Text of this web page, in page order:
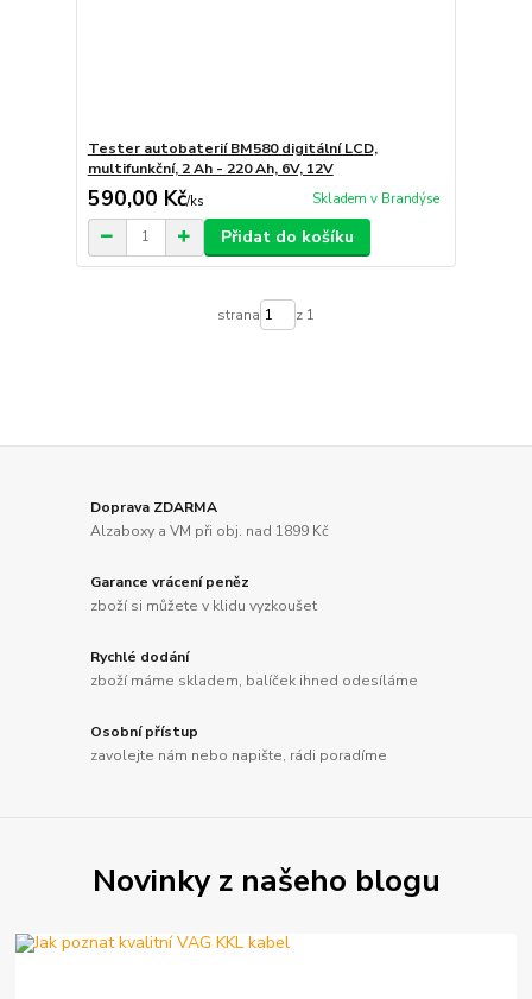
Tester autobaterií BM580 digitální LCD,
multifunkční, 2 Ah - 220 Ah, 6V, 12V
590,00 Kč/ks Skladem v Brandýse
Přidat do košíku
strana z 1
Doprava ZDARMA
Alzaboxy a VM při obj. nad 1899 Kč
Garance vrácení peněz
zboží si můžete v klidu vyzkoušet
Rychlé dodání
zboží máme skladem, balíček ihned odesíláme
Osobní přístup
zavolejte nám nebo napište, rádi poradíme
Novinky z našeho blogu